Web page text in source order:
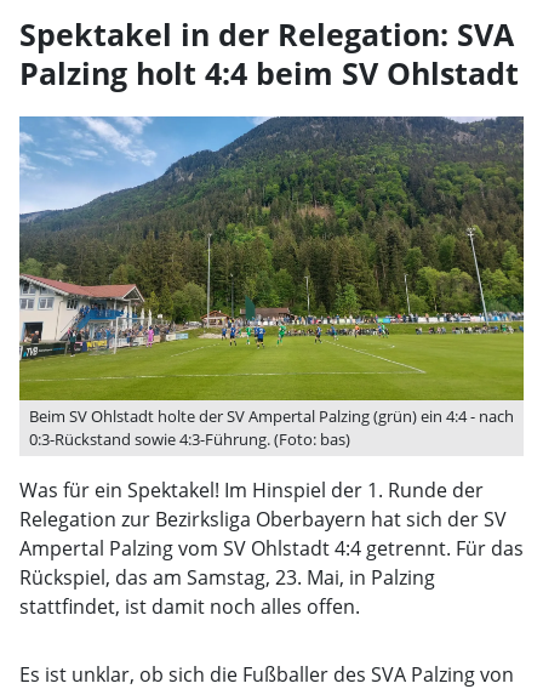
Spektakel in der Relegation: SVA
Palzing holt 4:4 beim SV Ohlstadt
Beim SV Ohlstadt holte der SV Ampertal Palzing (grün) ein 4:4 - nach
0:3-Rückstand sowie 4:3-Führung. (Foto: bas)
Was für ein Spektakel! Im Hinspiel der 1. Runde der
Relegation zur Bezirksliga Oberbayern hat sich der SV
Ampertal Palzing vom SV Ohlstadt 4:4 getrennt. Für das
Rückspiel, das am Samstag, 23. Mai, in Palzing
stattfindet, ist damit noch alles offen.
Es ist unklar, ob sich die Fußballer des SVA Palzing von